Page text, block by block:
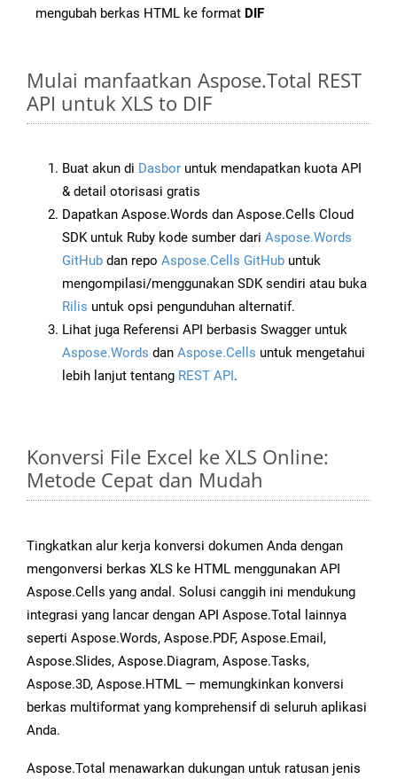
mengubah berkas HTML ke format DIF
Mulai manfaatkan Aspose.Total REST
API untuk XLS to DIF
Buat akun di Dasbor untuk mendapatkan kuota API
& detail otorisasi gratis
Dapatkan Aspose.Words dan Aspose.Cells Cloud
SDK untuk Ruby kode sumber dari Aspose.Words
GitHub dan repo Aspose.Cells GitHub untuk
mengompilasi/menggunakan SDK sendiri atau buka
Rilis untuk opsi pengunduhan alternatif.
Lihat juga Referensi API berbasis Swagger untuk
Aspose.Words dan Aspose.Cells untuk mengetahui
lebih lanjut tentang REST API.
Konversi File Excel ke XLS Online:
Metode Cepat dan Mudah
Tingkatkan alur kerja konversi dokumen Anda dengan
mengonversi berkas XLS ke HTML menggunakan API
Aspose.Cells yang andal. Solusi canggih ini mendukung
integrasi yang lancar dengan API Aspose.Total lainnya
seperti Aspose.Words, Aspose.PDF, Aspose.Email,
Aspose.Slides, Aspose.Diagram, Aspose.Tasks,
Aspose.3D, Aspose.HTML — memungkinkan konversi
berkas multiformat yang komprehensif di seluruh aplikasi
Anda.
Aspose.Total menawarkan dukungan untuk ratusan jenis